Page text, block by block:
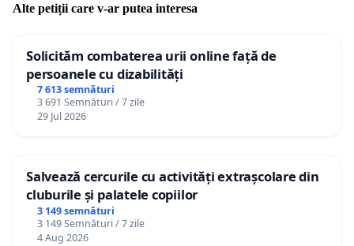
Alte petiții care v-ar putea interesa
Solicităm combaterea urii online față de
persoanele cu dizabilități
7 613 semnături
3 691 Semnături / 7 zile
29 Jul 2026
Salvează cercurile cu activități extrașcolare din
cluburile și palatele copiilor
3 149 semnături
3 149 Semnături / 7 zile
4 Aug 2026